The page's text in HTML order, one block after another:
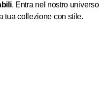
. Entra nel nostro universo
tua collezione con stile.